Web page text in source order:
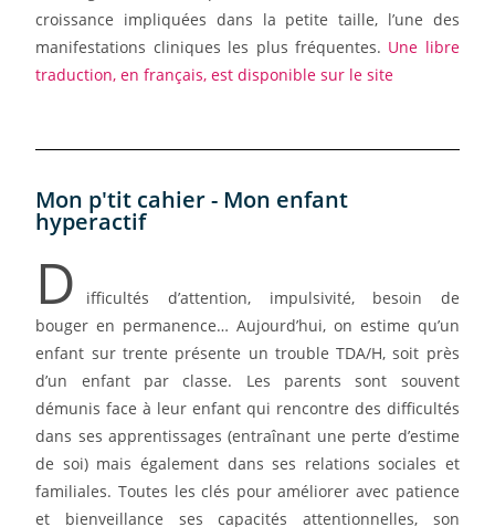
croissance impliquées dans la petite taille, l’une des
manifestations cliniques les plus fréquentes. Une libre
traduction, en français, est disponible sur le site
Mon p'tit cahier - Mon enfant
hyperactif
D
ifficultés d’attention, impulsivité, besoin de
bouger en permanence… Aujourd’hui, on estime qu’un
enfant sur trente présente un trouble TDA/H, soit près
d’un enfant par classe. Les parents sont souvent
démunis face à leur enfant qui rencontre des difficultés
dans ses apprentissages (entraînant une perte d’estime
de soi) mais également dans ses relations sociales et
familiales. Toutes les clés pour améliorer avec patience
et bienveillance ses capacités attentionnelles, son